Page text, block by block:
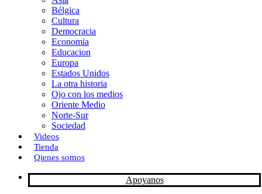
i
r
Bélgica
Cultura
Democracia
Economia
Educacion
Europa
Estados Unidos
La otra historia
Ojo con los medios
Oriente Medio
Norte-Sur
Sociedad
Videos
Tienda
Qienes somos
Apoyanos